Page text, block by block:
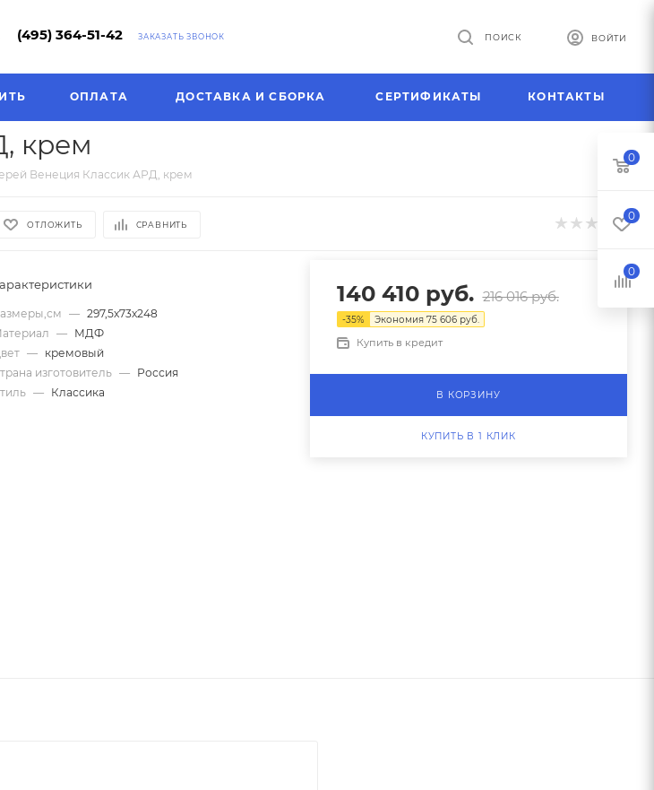
(495) 364-51-42 ЗАКАЗАТЬ ЗВОНОК ВОЙТИ
ПОИСК
ОПЛАТА ДОСТАВКА И СБОРКА СЕРТИФИКАТЫ КОНТАКТЫ
крем
Венеция Классик АРД, крем
ОТЛОЖИТЬ СРАВНИТЬ
— 297,5х73х248
— МДФ
— кремовый
изготовитель — Россия
— Классика
140 410руб. 216 016руб.
-35% Экономия 75 606руб.
Купить в кредит
В КОРЗИНУ
КУПИТЬ В 1 КЛИК
0
0
0